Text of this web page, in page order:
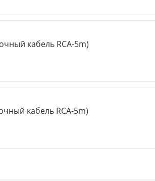
кабель RCA-5m)
кабель RCA-5m)